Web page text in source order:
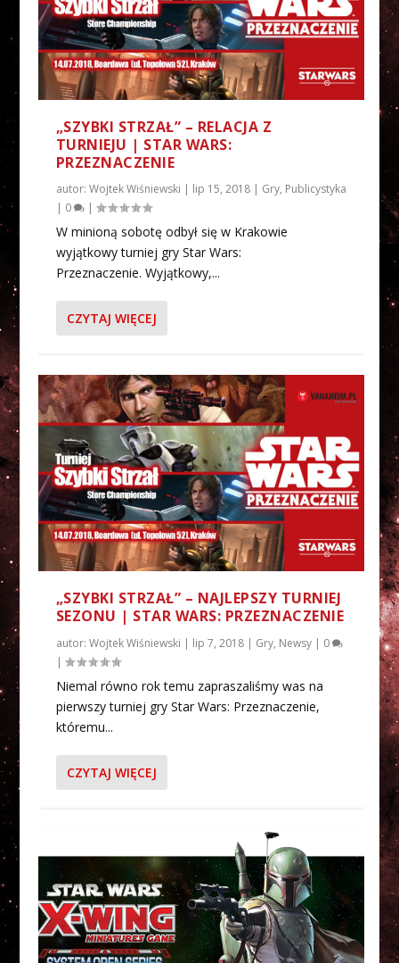
„SZYBKI STRZAŁ” – RELACJA Z
TURNIEJU | STAR WARS:
PRZEZNACZENIE
autor: Wojtek Wiśniewski | lip 15, 2018| Gry, Publicystyka
| 0 |
W minioną sobotę odbył się w Krakowie
wyjątkowy turniej gry Star Wars:
Przeznaczenie. Wyjątkowy,...
CZYTAJ WIĘCEJ
„SZYBKI STRZAŁ” – NAJLEPSZY TURNIEJ
SEZONU | STAR WARS: PRZEZNACZENIE
autor: Wojtek Wiśniewski | lip 7, 2018| Gry, Newsy| 0
|
Niemal równo rok temu zapraszaliśmy was na
pierwszy turniej gry Star Wars: Przeznaczenie,
któremu...
CZYTAJ WIĘCEJ